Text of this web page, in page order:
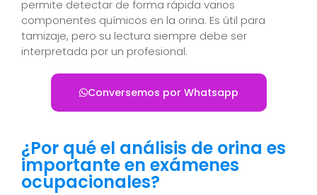
permite detectar de forma rápida varios
componentes químicos en la orina. Es útil para
tamizaje, pero su lectura siempre debe ser
interpretada por un profesional.
Conversemos por Whatsapp
¿Por qué el análisis de orina es
importante en exámenes
ocupacionales?